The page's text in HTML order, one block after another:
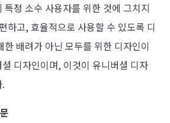
특정 소수 사용자를 위한 것에 그치지
하고, 효율적으로 사용할 수 있도록 디
한 배려가 아닌 모두를 위한 디자인이
디자인이며, 이것이 유니버셜 디자